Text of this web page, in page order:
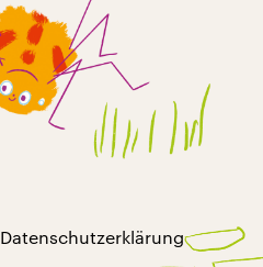
Datenschutzerklärung